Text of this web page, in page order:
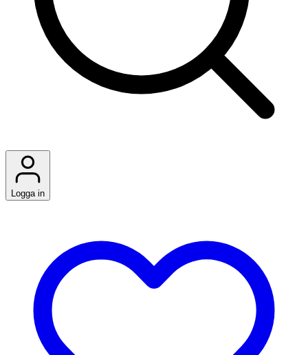
Logga in